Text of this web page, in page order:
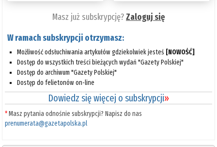
Masz już subskrypcję?Zaloguj się
W ramach subskrypcji otrzymasz:
Możliwość odsłuchiwania artykułów gdziekolwiek jesteś [NOWOŚĆ]
Dostęp do wszystkich treści bieżących wydań "Gazety Polskiej"
Dostęp do archiwum "Gazety Polskiej"
Dostęp do felietonów on-line
Dowiedz się więcej o subskrypcji»
*Masz pytania odnośnie subskrypcji? Napisz do nas
prenumerata@gazetapolska.pl